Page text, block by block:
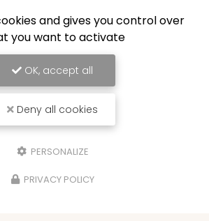
and gives you control over
you want to activate
OK, accept all
Deny all cookies
PERSONALIZE
PRIVACY POLICY